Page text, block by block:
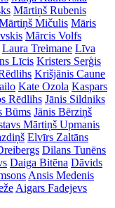
Mārtiņš Rubenis
Mičulis Māris
Mārcis Volfs
Laura Treimane Līva
Līcis Kristers Serģis
Krišjānis Caune
Kate Ozola Kaspars
Rēdlihs Jānis Sildniks
Būms Jānis Bērziņš
Mārtiņš Upmanis
Elvīrs Zaltāns
Dilans Tunēns
Daiga Bitēna Dāvids
Ansis Medenis
Aigars Fadejevs